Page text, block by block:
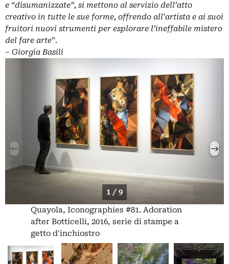
e “disumanizzate”, si mettono al servizio dell’atto
creativo in tutte le sue forme, offrendo all’artista e ai suoi
fruitori nuovi strumenti per esplorare l’ineffabile mistero
del fare arte”.
‒ Giorgia Basili
1 / 9
Quayola, Iconographies #81. Adoration
after Botticelli, 2016, serie di stampe a
getto d'inchiostro